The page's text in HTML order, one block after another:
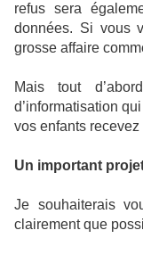
refus sera
données. Si vous
grosse affaire
Mais tout
d’informatisation
vos enfants
Un important
Je souhaiterais
clairement que